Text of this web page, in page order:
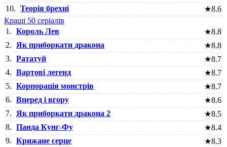
10. Теорія брехні ★8.6
Кращі 50 серіалів
1. Король Лев ★8.8
2.
Як приборкати дракона ★8.8
3. Рататуй ★8.7
4. Вартові легенд ★8.7
5. Корпорація монстрів ★8.7
6. Вперед і вгору ★8.6
7.
Як приборкати дракона 2 ★8.5
8. Панда Кунг-Фу ★8.4
9. Крижане серце ★8.3